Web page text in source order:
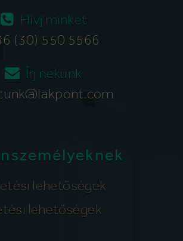
Hívj minket
(30) 550 5566
Írj nekünk
lehetőségek
lehetőségek